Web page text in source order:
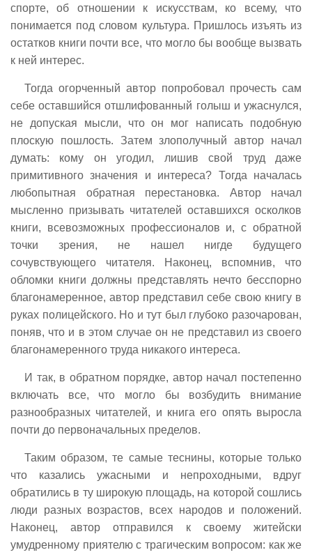
спорте, об отношении к искусствам, ко всему, что
понимается под словом культура. Пришлось изъять из
остатков книги почти все, что могло бы вообще вызвать
к ней интерес.
Тогда огорченный автор попробовал прочесть сам
себе оставшийся отшлифованный голыш и ужаснулся,
не допуская мысли, что он мог написать подобную
плоскую пошлость. Затем злополучный автор начал
думать: кому он угодил, лишив свой труд даже
примитивного значения и интереса? Тогда началась
любопытная обратная перестановка. Автор начал
мысленно призывать читателей оставшихся осколков
книги, всевозможных профессионалов и, с обратной
точки зрения, не нашел нигде будущего
сочувствующего читателя. Наконец, вспомнив, что
обломки книги должны представлять нечто бесспорно
благонамеренное, автор представил себе свою книгу в
руках полицейского. Но и тут был глубоко разочарован,
поняв, что и в этом случае он не представил из своего
благонамеренного труда никакого интереса.
И так, в обратном порядке, автор начал постепенно
включать все, что могло бы возбудить внимание
разнообразных читателей, и книга его опять выросла
почти до первоначальных пределов.
Таким образом, те самые теснины, которые только
что казались ужасными и непроходными, вдруг
обратились в ту широкую площадь, на которой сошлись
люди разных возрастов, всех народов и положений.
Наконец, автор отправился к своему житейски
умудренному приятелю с трагическим вопросом: как же